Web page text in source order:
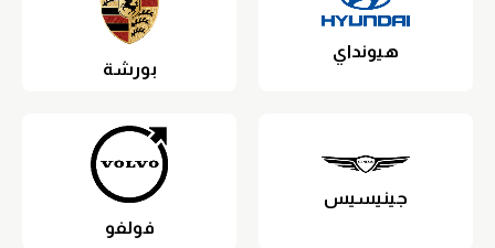
هيونداي
بورشة
جينيسيس
فولفو